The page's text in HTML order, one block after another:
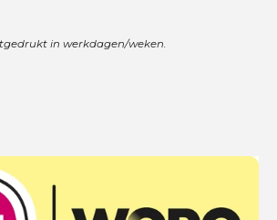
in werkdagen/weken.